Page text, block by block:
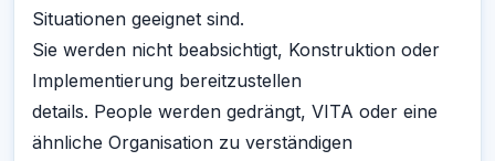
Situationen geeignet sind.
Sie werden nicht beabsichtigt, Konstruktion oder
Implementierung bereitzustellen
details. People werden gedrängt, VITA oder eine
ähnliche Organisation zu verständigen